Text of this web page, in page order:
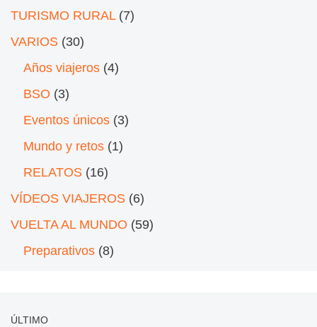
TURISMO RURAL(7)
VARIOS (30)
Años viajeros (4)
BSO (3)
Eventos únicos (3)
Mundo y retos (1)
RELATOS (16)
VÍDEOS VIAJEROS (6)
VUELTA AL MUNDO (59)
Preparativos (8)
ÚLTIMO